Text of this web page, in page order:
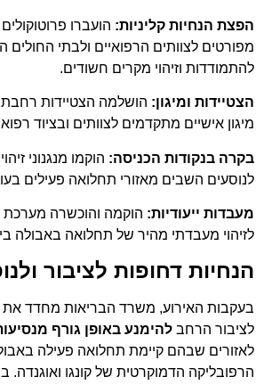
הפצת הנחיות קליניות: הועברו
מפורטים לצוותים הרפואיים ולבתי החולים
להתמודדות וזיהוי מקרים חשודים.
הצטיידות ומיגון: הושלמה הצטיידות
מיגון אישיים מתקדמים לצוותים ובציוד רפואי
בקרה בנקודות הכניסה: הוקמו מנגנוני
לנוסעים השבים מאזורי תחלואה פעילים
מעבדות ייעודיות: הוקמה והוכשרה מערכת
לזיהוי מעבדתי מהיר של תחלואה באבולה
הנחיות דחופות לציבור
בעקבות האירוע, משרד הבריאות מחדד את
לציבור הרחב להימנע באופן גורף
לאזורים שבהם קיימת תחלואה פעילה
הרפובליקה הדמוקרטית של קונגו